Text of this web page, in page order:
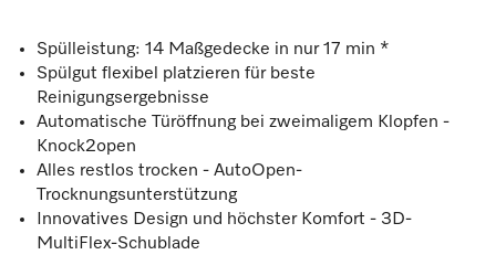
Spülleistung: 14 Maßgedecke in nur 17 min *
Spülgut flexibel platzieren für beste
Reinigungsergebnisse
Automatische Türöffnung bei zweimaligem Klopfen -
Knock2open
Alles restlos trocken - AutoOpen-
Trocknungsunterstützung
Innovatives Design und höchster Komfort - 3D-
MultiFlex-Schublade